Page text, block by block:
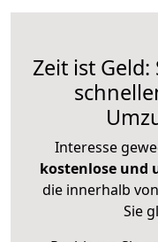
Zeit ist
Interesse
kostenlose und
die innerhalb
Sie